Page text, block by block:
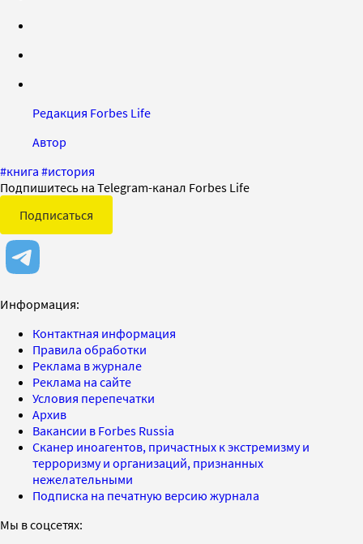
Редакция Forbes Life
Автор
#книга #история
Подпишитесь на Telegram-канал Forbes Life
Подписаться
Информация:
Контактная информация
Правила обработки
Реклама в журнале
Реклама на сайте
Условия перепечатки
Архив
Вакансии в Forbes Russia
Сканер иноагентов, причастных к экстремизму и
терроризму и организаций, признанных
нежелательными
Подписка на печатную версию журнала
Мы в соцсетях: